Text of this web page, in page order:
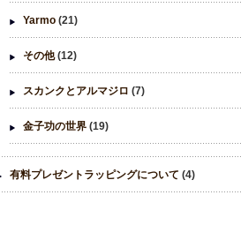
Yarmo (21)
その他(12)
スカンクとアルマジロ (7)
金子功の世界 (19)
有料プレゼントラッピングについて (4)